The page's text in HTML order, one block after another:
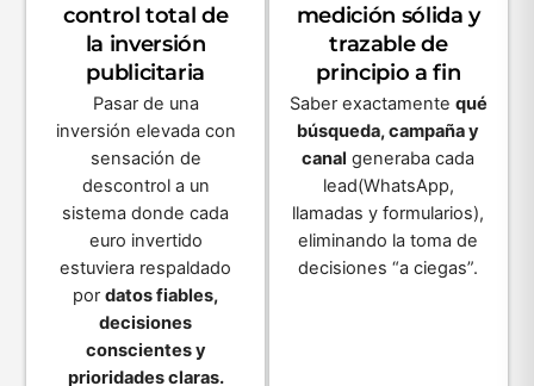
control total de
la inversión
publicitaria
Pasar de una
inversión elevada con
sensación de
descontrol a un
sistema donde cada
euro invertido
estuviera respaldado
pordatos fiables,
decisiones
conscientes y
prioridades claras.
medición sólida y
trazable de
principio a fin
Saber exactamente qué
búsqueda, campaña y
canal generaba cada
lead(WhatsApp,
llamadas y formularios),
eliminando la toma de
decisiones “a ciegas”.